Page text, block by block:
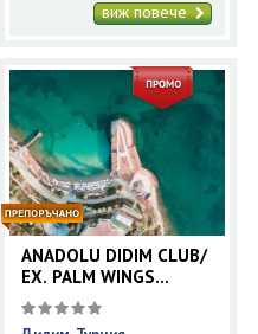
виж повече
ANADOLU DIDIM CLUB/
EX. PALM WINGS
BEACH RESORT DIDIM/